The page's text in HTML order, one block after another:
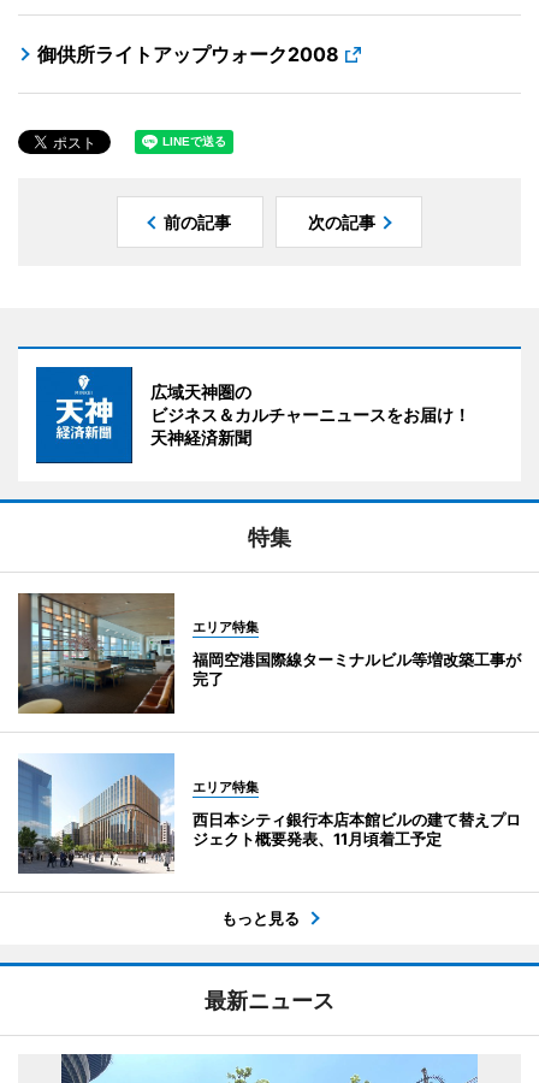
御供所ライトアップウォーク2008
前の記事 次の記事
広域天神圏の
ビジネス＆カルチャーニュースをお届け！
天神経済新聞
特集
エリア特集
福岡空港国際線ターミナルビル等増改築工事が
完了
エリア特集
西日本シティ銀行本店本館ビルの建て替えプロ
ジェクト概要発表、11月頃着工予定
もっと見る
最新ニュース